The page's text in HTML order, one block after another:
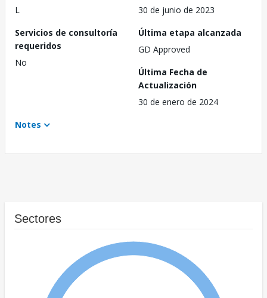
L
30 de junio de 2023
Servicios de consultoría
requeridos
No
Última etapa alcanzada
GD Approved
Última Fecha de
Actualización
30 de enero de 2024
Notes
Sectores